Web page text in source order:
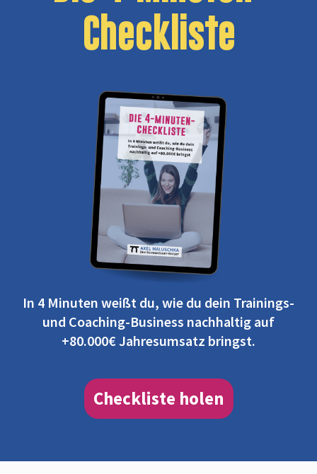
Checkliste
In 4 Minuten weißt du, wie du dein Trainings-
und Coaching-Business nachhaltig auf
+80.000€ Jahresumsatz bringst.
Checkliste holen